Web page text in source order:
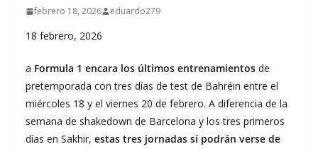
febrero 18, 2026 eduardo279
18 febrero, 2026
a Formula 1 encara los últimos entrenamientos de
pretemporada con tres días de test de Bahréin entre el
miércoles 18 y el viernes 20 de febrero. A diferencia de la
semana de shakedown de Barcelona y los tres primeros
días en Sakhir, estas tres jornadas sí podrán verse de